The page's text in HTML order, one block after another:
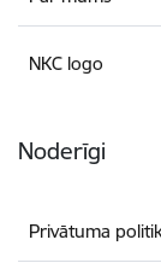
NKC logo
Noderīgi
Privātuma